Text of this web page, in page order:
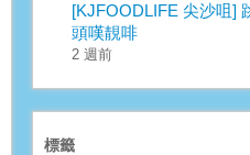
[KJFOODLIFE 尖沙咀]
頭嘆靚啡
2 週前
標籤